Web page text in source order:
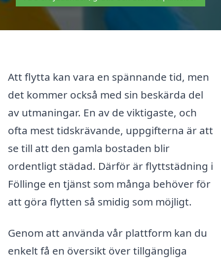
Att flytta kan vara en spännande tid, men
det kommer också med sin beskärda del
av utmaningar. En av de viktigaste, och
ofta mest tidskrävande, uppgifterna är att
se till att den gamla bostaden blir
ordentligt städad. Därför är flyttstädning i
Föllinge en tjänst som många behöver för
att göra flytten så smidig som möjligt.
Genom att använda vår plattform kan du
enkelt få en översikt över tillgängliga